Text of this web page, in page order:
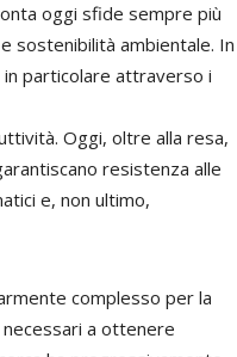
oggi sfide sempre più
sostenibilità ambientale. In
particolare attraverso i
Oggi, oltre alla resa,
resistenza alle
e, non ultimo,
complesso per la
a ottenere